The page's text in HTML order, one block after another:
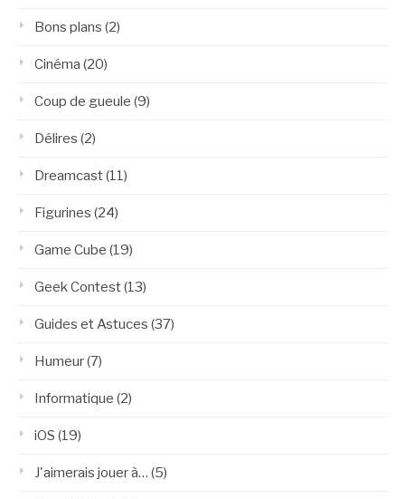
Bons plans (2)
Cinéma (20)
Coup de gueule (9)
Délires (2)
Dreamcast(11)
Figurines (24)
Game Cube (19)
Geek Contest(13)
Guides et Astuces (37)
Humeur(7)
Informatique (2)
iOS (19)
J'aimerais jouer à… (5)